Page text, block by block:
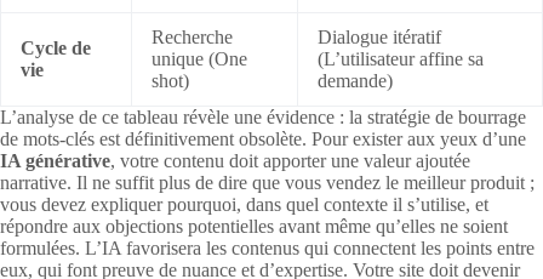
Cycle de
vie
Recherche
unique (One
shot)
Dialogue itératif
(L’utilisateur affine sa
demande)
L’analyse de ce tableau révèle une évidence : la stratégie de bourrage
de mots-clés est définitivement obsolète. Pour exister aux yeux d’une
IA générative, votre contenu doit apporter une valeur ajoutée
narrative. Il ne suffit plus de dire que vous vendez le meilleur produit ;
vous devez expliquer pourquoi, dans quel contexte il s’utilise, et
répondre aux objections potentielles avant même qu’elles ne soient
formulées. L’IA favorisera les contenus qui connectent les points entre
eux, qui font preuve de nuance et d’expertise. Votre site doit devenir